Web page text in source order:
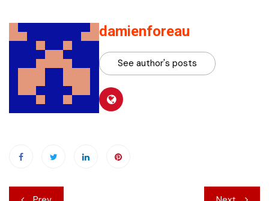
damienforeau
See author's posts